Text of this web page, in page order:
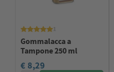
Gommalacca a
Tampone 250 ml
€ 8,29